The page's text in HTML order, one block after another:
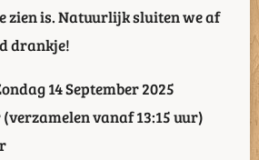
zien is. Natuurlijk sluiten we af
drankje!
14 September 2025
vanaf 13:15 uur)